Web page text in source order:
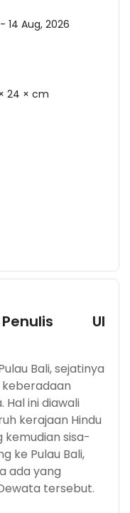
14 Aug, 2026
24 × cm
Bali, sejatinya
Hal ini diawali
kerajaan Hindu
kemudian sisa-
ke Pulau Bali,
ada yang
tersebut.